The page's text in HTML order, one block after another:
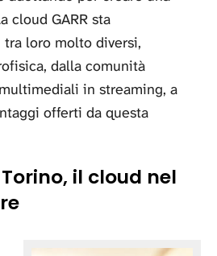
cloud GARR sta
loro molto diversi,
dalla comunità
in streaming, a
offerti da questa
il cloud nel